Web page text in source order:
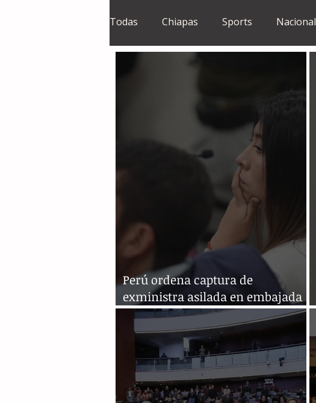
Todas Chiapas Sports Nacional
Grupo Financiero Continental
Perú ordena captura de
exministra asilada en embajada
de México